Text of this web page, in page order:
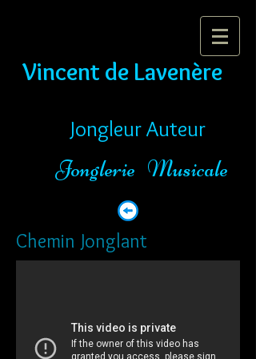
Vincent de Lavenère
Jongleur Auteur
Jonglerie Musicale
Chemin Jonglant